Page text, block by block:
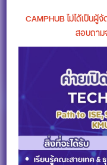
CAMPHUB ไม่ได้เป็น
สอบถาม